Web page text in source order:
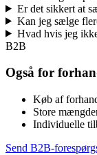
Er det sikkert at
Kan jeg sælge
Hvad hvis jeg
B2B
Også for
Køb af
Store
Individuelle
Send B2B-